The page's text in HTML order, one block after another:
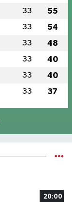
33 55
33 54
33 48
33 40
33 40
33 37
20:00